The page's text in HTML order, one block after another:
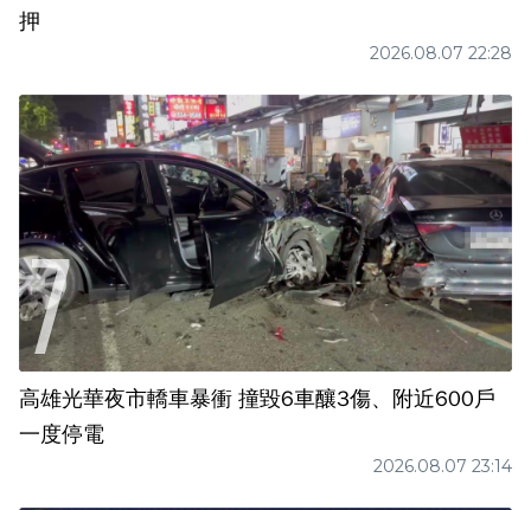
押
2026.08.07 22:28
高雄光華夜市轎車暴衝 撞毀6車釀3傷、附近600戶
一度停電
2026.08.07 23:14